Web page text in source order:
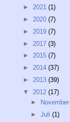
► 2021 (1)
► 2020 (7)
► 2019 (7)
► 2017 (3)
► 2015 (7)
► 2014 (37)
► 2013 (39)
▼ 2012 (17)
►
November
► Juli (1)